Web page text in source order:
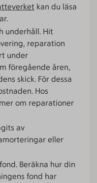
kan du läsa
underhåll. Hit
reparation
under
föregående åren,
skick. För dessa
Hos
om reparationer
av
eller
Beräkna hur din
fond har